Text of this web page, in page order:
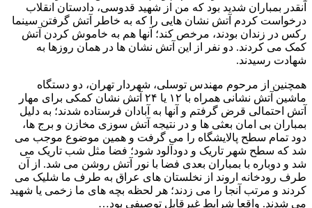
آنقدر بمباران شدید بود که من از شهید قدوسی، دادستان انقلاب
درخواست کردم آتش نشان هایی را که به خاطر آتش گرفتن سینما
رکس در زندان بودند، مرخص کند؛ آنها هم به خاموش کردن آتش
کمک می کردند. دو نفر از این آتش نشان ها در همان روزها به
شهادت رسیدند.
همچنین از مرحوم مهندس توسلی، شهردار تهران، دو دستگاه
ماشین آتش نشانی همراه با ۱۲ یا ۲۴ آتش نشان کمکی برای مهار
آتش احتمالی قرض گرفتم و آنها به آبادان فرستاده شدند؛ به دلیل
بمباران بی امان بعثی ها و در نتیجه آتش سوزی مخازن و برج ها،
دود تمام سطح پالایشگاه را می گرفت و همین موضوع موجب می
شد که سطح شهر تاریک و دودآلود شود؛ فضا مثل شب تاریک می
شد و دوباره با بمباران بعدی فضا با نور آتش روشن می شد. از آن
طرف رودخانه اروند از نخلستان های عراق به طرف ما شلیک می
کردند و مرتب آنجا را می زدند؛ هر لحظه بچه های ما زخمی یا شهید
می شدند. واقعا شرایط غیرقابل توصیفی بود…